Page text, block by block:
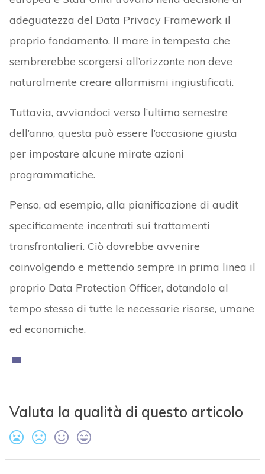
adeguatezza del Data Privacy Framework il
proprio fondamento. Il mare in tempesta che
sembrerebbe scorgersi all’orizzonte non deve
naturalmente creare allarmismi ingiustificati.
Tuttavia, avviandoci verso l’ultimo semestre
dell’anno, questa può essere l’occasione giusta
per impostare alcune mirate azioni
programmatiche.
Penso, ad esempio, alla pianificazione di audit
specificamente incentrati sui trattamenti
transfrontalieri. Ciò dovrebbe avvenire
coinvolgendo e mettendo sempre in prima linea il
proprio Data Protection Officer, dotandolo al
tempo stesso di tutte le necessarie risorse, umane
ed economiche.
Valuta la qualità di questo articolo